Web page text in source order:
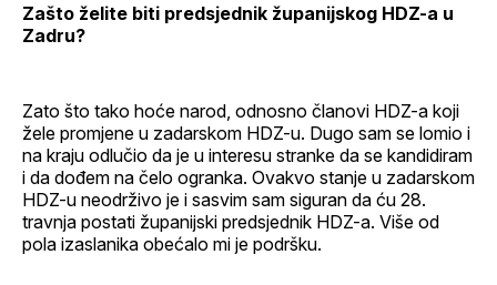
Zašto želite biti predsjednik županijskog HDZ-a u
Zadru?
Zato što tako hoće narod, odnosno članovi HDZ-a koji
žele promjene u zadarskom HDZ-u. Dugo sam se lomio i
na kraju odlučio da je u interesu stranke da se kandidiram
i da dođem na čelo ogranka. Ovakvo stanje u zadarskom
HDZ-u neodrživo je i sasvim sam siguran da ću 28.
travnja postati županijski predsjednik HDZ-a. Više od
pola izaslanika obećalo mi je podršku.